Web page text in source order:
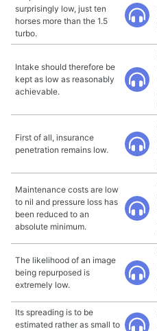
surprisingly low, just ten
horses more than the 1.5
turbo.
Intake should therefore be
kept as low as reasonably
achievable.
First of all, insurance
penetration remains low.
Maintenance costs are low
to nil and pressure loss has
been reduced to an
absolute minimum.
The likelihood of an image
being repurposed is
extremely low.
Its spreading is to be
estimated rather as small to